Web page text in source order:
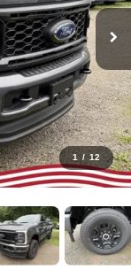
1 / 12